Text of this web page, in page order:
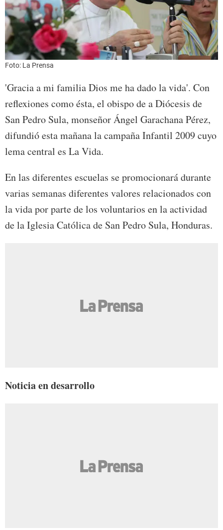
Foto: La Prensa
'Gracia a mi familia Dios me ha dado la vida'. Con
reflexiones como ésta, el obispo de a Diócesis de
San Pedro Sula, monseñor Ángel Garachana Pérez,
difundió esta mañana la campaña Infantil 2009 cuyo
lema central es La Vida.
En las diferentes escuelas se promocionará durante
varias semanas diferentes valores relacionados con
la vida por parte de los voluntarios en la actividad
de la Iglesia Católica de San Pedro Sula, Honduras.
Noticia en desarrollo